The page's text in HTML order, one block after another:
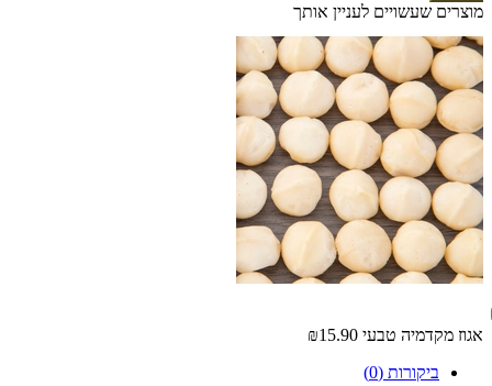
מוצרים שעשויים לעניין אותך
אגוז מקדמיה טבעי ₪15.90
ביקורות (0)